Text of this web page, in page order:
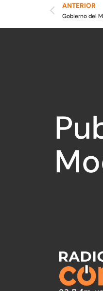
ANTERIOR